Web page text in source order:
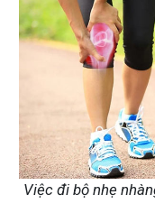
Việc đi bộ nhẹ